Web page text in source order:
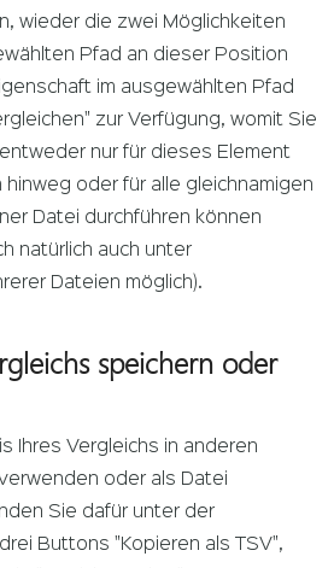
wieder die zwei Möglichkeiten
Pfad an dieser Position
im ausgewählten Pfad
zur Verfügung, womit Sie
nur für dieses Element
oder für alle gleichnamigen
Datei durchführen können
natürlich auch unter
Dateien möglich).
speichern oder
Ihres Vergleichs in anderen
oder als Datei
Sie dafür unter der
Buttons "Kopieren als TSV",